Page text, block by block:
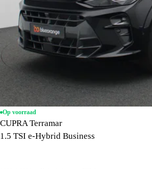
Op voorraad
CUPRA Terramar
1.5 TSI e-Hybrid Business